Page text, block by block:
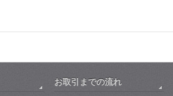
お取引までの流れ